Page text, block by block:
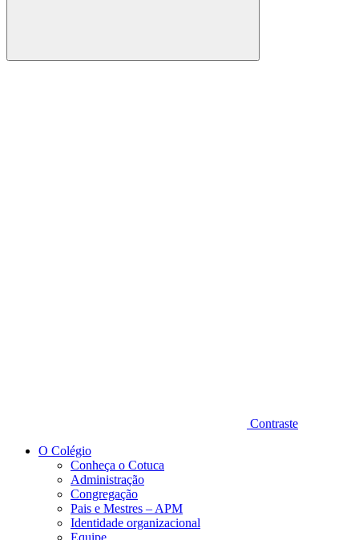
Buscar
Contraste
O Colégio
Conheça o Cotuca
Administração
Congregação
Pais e Mestres – APM
Identidade organizacional
Equipe